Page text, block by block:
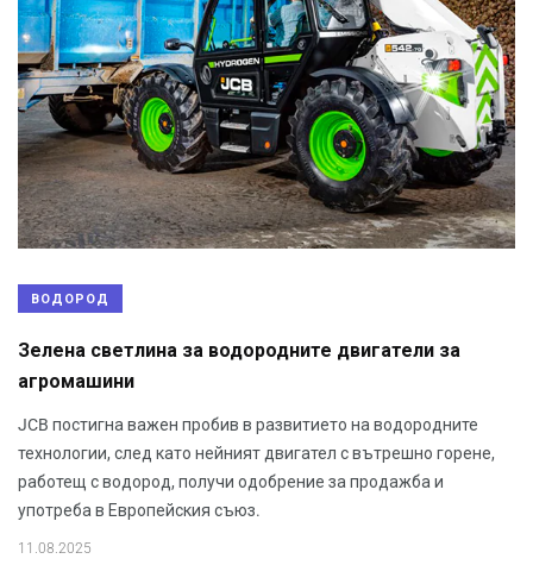
ВОДОРОД
Зелена светлина за водородните двигатели за
агромашини
JCB постигна важен пробив в развитието на водородните
технологии, след като нейният двигател с вътрешно горене,
работещ с водород, получи одобрение за продажба и
употреба в Европейския съюз.
11.08.2025